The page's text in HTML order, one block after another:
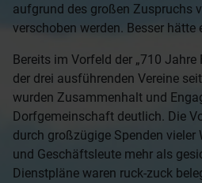
aufgrund des großen Zuspruchs
verschoben werden. Besser
Bereits im Vorfeld der „710 Jahre
der drei ausführenden Vereine
wurden Zusammenhalt und
Dorfgemeinschaft deutlich. Die
durch großzügige Spenden vieler
und Geschäftsleute mehr als
Dienstpläne waren ruck-zuck